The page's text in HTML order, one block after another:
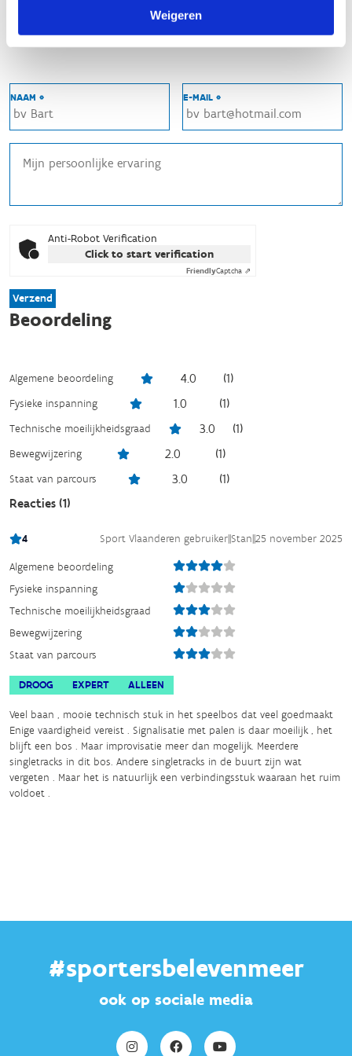
Weigeren
JE GEGEVENS
NAAM * E-MAIL *
Anti-Robot Verification
Click to start verification
FriendlyCaptcha ⇗
Verzend
Beoordeling
Algemene beoordeling 4.0 (1)
Fysieke inspanning 1.0 (1)
Technische moeilijkheidsgraad 3.0 (1)
Bewegwijzering 2.0 (1)
Staat van parcours 3.0 (1)
Reacties (1)
4 Sport Vlaanderen gebruiker||Stan||25 november 2025
Algemene beoordeling
Fysieke inspanning
Technische moeilijkheidsgraad
Bewegwijzering
Staat van parcours
DROOG EXPERT ALLEEN
Veel baan , mooie technisch stuk in het speelbos dat veel goedmaakt
Enige vaardigheid vereist . Signalisatie met palen is daar moeilijk , het
blijft een bos . Maar improvisatie meer dan mogelijk. Meerdere
singletracks in dit bos. Andere singletracks in de buurt zijn wat
vergeten . Maar het is natuurlijk een verbindingsstuk waaraan het ruim
voldoet .
#sportersbelevenmeer
ook op sociale media